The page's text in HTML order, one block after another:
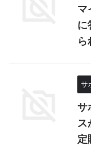
マ
に
ら
サ
サ
ス
定